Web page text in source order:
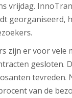
vrijdag.
georganiseerd,
zijn er voor vele
gesloten.
tevreden.
van de